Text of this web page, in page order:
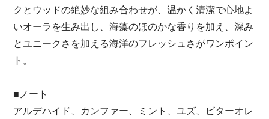
クとウッドの絶妙な組み合わせが、温かく清潔で心地よ
いオーラを生み出し、海藻のほのかな香りを加え、深み
とユニークさを加える海洋のフレッシュさがワンポイン
ト。
■ノート
アルデハイド、カンファー、ミント、ユズ、ビターオレ